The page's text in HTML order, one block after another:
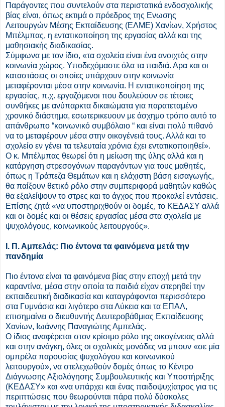
Παράγοντες που συντελούν στα περιστατικά ενδοσχολικής
βίας είναι, όπως εκτιμά ο πρόεδρος της Ενωσης
Λειτουργών Μέσης Εκπαίδευσης (ΕΛΜΕ) Χανίων, Χρήστος
Μπέλμπας, η εντατικοποίηση της εργασίας αλλά και της
μαθησιακής διαδικασίας.
Σύμφωνα με τον ίδιο, «τα σχολεία είναι ένα ανοιχτός στην
κοινωνία χώρος. Υποδεχόμαστε όλα τα παιδιά. Αρα και οι
καταστάσεις οι οποίες υπάρχουν στην κοινωνία
μεταφέρονται μέσα στην κοινωνία. Η εντατικοποίηση της
εργασίας, π.χ. εργαζόμενοι που δουλεύουν σε τέτοιες
συνθήκες με ανύπαρκτα δικαιώματα για παρατεταμένο
χρονικό διάστημα, εσωτερικευουν με άσχημο τρόπο αυτό το
απάνθρωπο “κοινωνικό συμβόλαιο “ και είναι πολύ πιθανό
να το μεταφέρουν μέσα στην οικογένειά τους. Αλλά και το
σχολείο εν γένει τα τελευταία χρόνια έχει εντατικοποιηθεί».
Ο κ. Μπέλμπας θεωρεί ότι η μείωση της ύλης αλλά και η
κατάργηση στρεσογόνων παραγόντων για τους μαθητές,
όπως η Τράπεζα Θεμάτων και η ελάχιστη βάση εισαγωγής,
θα παίξουν θετικό ρόλο στην συμπεριφορά μαθητών καθώς
θα εξαλείψουν το στρες και το άγχος που προκαλεί εντάσεις.
Επίσης ζητά «να υποστηριχθούν οι δομές, το ΚΕΔΑΣΥ αλλά
και οι δομές και οι θέσεις εργασίας μέσα στα σχολεία με
ψυχολόγους, κοινωνικούς λειτουργούς».
Ι. Π. Αμπελάς: Πιο έντονα τα φαινόμενα μετά την
πανδημία
Πιο έντονα είναι τα φαινόμενα βίας στην εποχή μετά την
καραντίνα, μέσα στην οποία τα παιδιά είχαν στερηθεί την
εκπαιδευτική διαδικασία και καταγράφονται περισσότερο
στα Γυμνάσια και λιγότερο στα Λύκεια και τα ΕΠΑΛ,
επισημαίνει ο διευθυντής Δευτεροβάθμιας Εκπαίδευσης
Χανίων, Ιωάννης Παναγιώτης Αμπελάς.
Ο ίδιος αναφέρεται στον κρίσιμο ρόλο της οικογένειας αλλά
και στην ανάγκη, όλες οι σχολικές μονάδες να μπουν «σε μία
ομπρέλα παρουσίας ψυχολόγου και κοινωνικού
λειτουργού», να στελεχωθούν δομές όπως το Κέντρο
Διάγνωσης Αξιολόγησης Συμβουλευτικής και Υποστήριξης
(ΚΕΔΑΣΥ» και «να υπάρχει και ένας παιδοψυχίατρος για τις
περιπτώσεις που θεωρούνται πάρα πολύ δύσκολες